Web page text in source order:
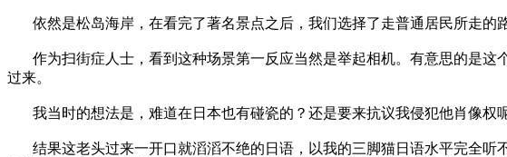
依然是松岛海岸，在看完了著名景点之后，我们选择了走普通居民所走
作为扫街症人士，看到这种场景第一反应当然是举起相机。有意思的是
过来。
我当时的想法是，难道在日本也有碰瓷的？还是要来抗议我侵犯他肖像权
结果这老头过来一开口就滔滔不绝的日语，以我的三脚猫日语水平完全